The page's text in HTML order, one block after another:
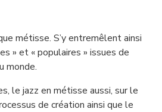
métisse. S’y entremêlent ainsi
» et « populaires » issues de
monde.
le jazz en métisse aussi, sur le
de création ainsi que le